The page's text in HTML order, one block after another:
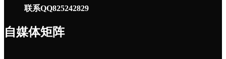
联系QQ825242829
自媒体矩阵